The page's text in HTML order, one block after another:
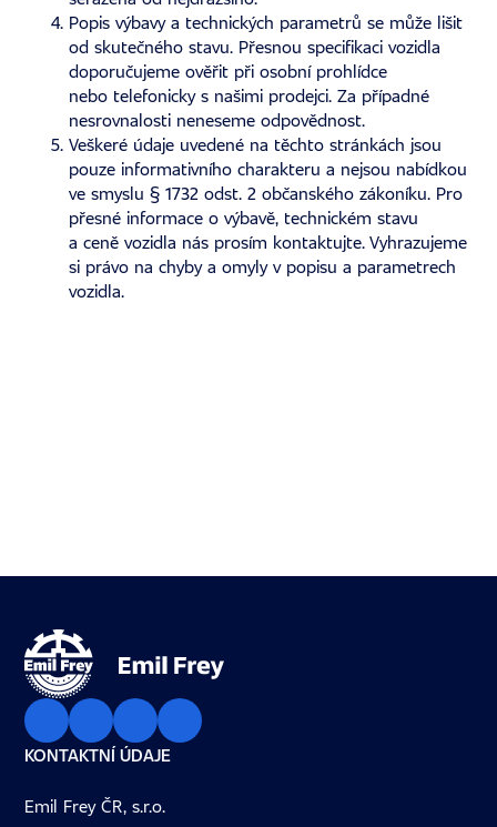
Popis výbavy a technických parametrů se může lišit
od skutečného stavu. Přesnou specifikaci vozidla
doporučujeme ověřit při osobní prohlídce
nebo telefonicky s našimi prodejci. Za případné
nesrovnalosti neneseme odpovědnost.
Veškeré údaje uvedené na těchto stránkách jsou
pouze informativního charakteru a nejsou nabídkou
ve smyslu § 1732 odst. 2 občanského zákoníku. Pro
přesné informace o výbavě, technickém stavu
a ceně vozidla nás prosím kontaktujte. Vyhrazujeme
si právo na chyby a omyly v popisu a parametrech
vozidla.
KONTAKTNÍ ÚDAJE
Emil Frey ČR, s.r.o.